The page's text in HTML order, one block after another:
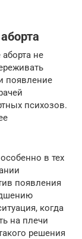
не
появление
психозов.
в тех
появления
когда
на плечи
решения